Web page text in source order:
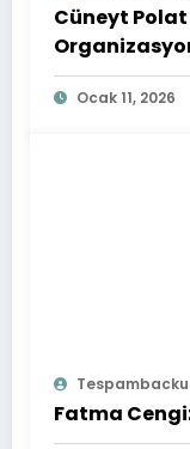
Cüneyt
Ocak 11, 2026
Fatma